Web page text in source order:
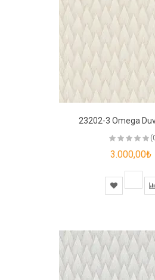
23202-3 Omega
3.000,00₺